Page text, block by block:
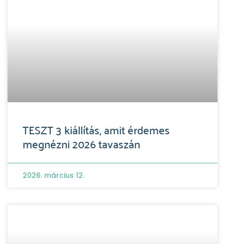
TESZT 3 kiállítás, amit érdemes
megnézni 2026 tavaszán
2026. március 12.